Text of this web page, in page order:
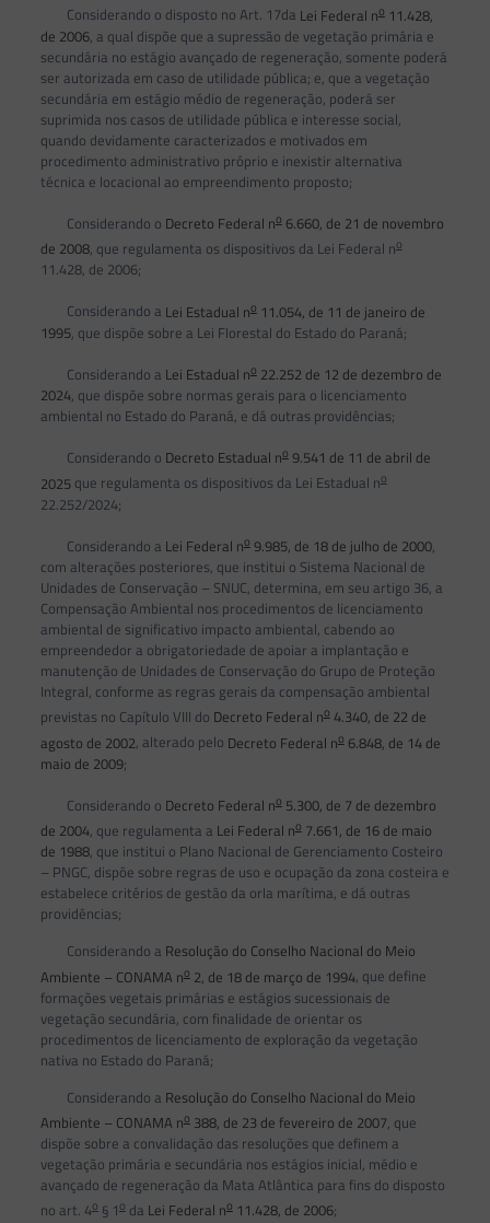
Considerando o disposto no Art. 17da Lei Federal no11.428,
de 2006, a qual dispõe que a supressão de vegetação primária e
secundária no estágio avançado de regeneração, somente poderá
ser autorizada em caso de utilidade pública; e, que a vegetação
secundária em estágio médio de regeneração, poderá ser
suprimida nos casos de utilidade pública e interesse social,
quando devidamente caracterizados e motivados em
procedimento administrativo próprio e inexistir alternativa
técnica e locacional ao empreendimento proposto;
Considerando o Decreto Federal no6.660, de 21 de novembro
de 2008, que regulamenta os dispositivos da Lei Federal no
11.428, de 2006;
Considerando a Lei Estadual no11.054, de 11 de janeiro de
1995, que dispõe sobre a Lei Florestal do Estado do Paraná;
Considerando a Lei Estadual no22.252 de 12 de dezembro de
2024, que dispõe sobre normas gerais para o licenciamento
ambiental no Estado do Paraná, e dá outras providências;
Considerando o Decreto Estadual no9.541 de 11 de abril de
2025que regulamenta os dispositivos da Lei Estadual no
22.252/2024;
Considerando a Lei Federal no9.985, de 18 de julho de 2000,
com alterações posteriores, que institui o Sistema Nacional de
Unidades de Conservação – SNUC, determina, em seu artigo 36, a
Compensação Ambiental nos procedimentos de licenciamento
ambiental de significativo impacto ambiental, cabendo ao
empreendedor a obrigatoriedade de apoiar a implantação e
manutenção de Unidades de Conservação do Grupo de Proteção
Integral, conforme as regras gerais da compensação ambiental
previstas no Capítulo VIII do Decreto Federal no4.340, de 22 de
agosto de 2002, alterado pelo Decreto Federal no6.848, de 14 de
maio de 2009;
Considerando o Decreto Federal no5.300, de 7 de dezembro
de 2004, que regulamenta a Lei Federal no7.661, de 16 de maio
de 1988, que institui o Plano Nacional de Gerenciamento Costeiro
– PNGC, dispõe sobre regras de uso e ocupação da zona costeira e
estabelece critérios de gestão da orla marítima, e dá outras
providências;
Considerando a Resolução do Conselho Nacional do Meio
Ambiente – CONAMA no2, de 18 de março de 1994, que define
formações vegetais primárias e estágios sucessionais de
vegetação secundária, com finalidade de orientar os
procedimentos de licenciamento de exploração da vegetação
nativa no Estado do Paraná;
Considerando a Resolução do Conselho Nacional do Meio
Ambiente – CONAMA no388, de 23 de fevereiro de 2007, que
dispõe sobre a convalidação das resoluções que definem a
vegetação primária e secundária nos estágios inicial, médio e
avançado de regeneração da Mata Atlântica para fins do disposto
no art. 4o§ 1oda Lei Federal no11.428, de 2006;